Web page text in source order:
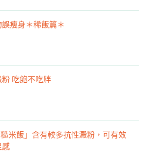
瘦身＊稀飯篇＊
吃飽不吃胖
米飯」含有較多抗性澱粉，可有效
感